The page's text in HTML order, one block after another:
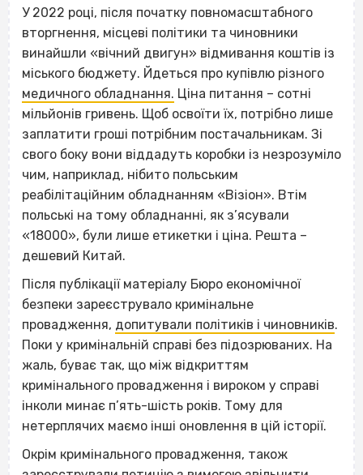
У 2022 році, після початку повномасштабного
вторгнення, місцеві політики та чиновники
винайшли «вічний двигун» відмивання коштів із
міського бюджету. Йдеться про купівлю різного
медичного обладнання. Ціна питання – сотні
мільйонів гривень. Щоб освоїти їх, потрібно лише
заплатити гроші потрібним постачальникам. Зі
свого боку вони віддадуть коробки із незрозуміло
чим, наприклад, нібито польським
реабілітаційним обладнанням «Візіон». Втім
польські на тому обладнанні, як з’ясували
«18000», були лише етикетки і ціна. Решта –
дешевий Китай.
Після публікації матеріалу Бюро економічної
безпеки зареєструвало кримінальне
провадження, допитували політиків і чиновників.
Поки у кримінальній справі без підозрюваних. На
жаль, буває так, що між відкриттям
кримінального провадження і вироком у справі
інколи минає п’ять-шість років. Тому для
нетерплячих маємо інші оновлення в цій історії.
Окрім кримінального провадження, також